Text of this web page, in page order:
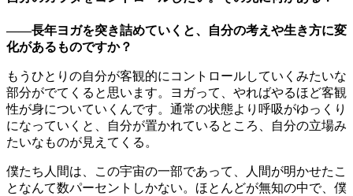
――長年ヨガを突き詰めていくと、自分の考えや生き方に変
化があるものですか？
もうひとりの自分が客観的にコントロールしていくみたいな
部分がでてくると思います。ヨガって、やればやるほど客観
性が身についていくんです。通常の状態より呼吸がゆっくり
になっていくと、自分が置かれているところ、自分の立場み
たいなものが見えてくる。
僕たち人間は、この宇宙の一部であって、人間が明かせたこ
となんて数パーセントしかない。ほとんどが無知の中で、僕